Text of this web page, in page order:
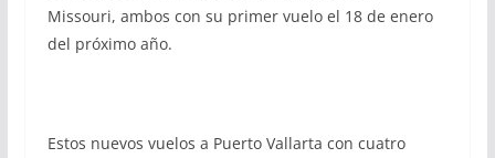
Missouri, ambos con su primer vuelo el 18 de enero
del próximo año.
Estos nuevos vuelos a Puerto Vallarta con cuatro